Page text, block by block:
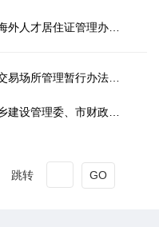
居住证管理办法》的通知
所管理暂行办法》的通知
海市市级城市维护项目管理办法》的通知
跳转 GO